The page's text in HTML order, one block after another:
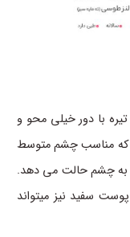
با دور خیلی محو و
که مناسب چشم متوسط
به چشم حالت می دهد.
سفید نیز میتواند